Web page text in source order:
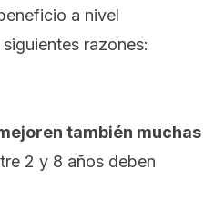
a nivel
razones:
también muchas
2 y 8 años deben